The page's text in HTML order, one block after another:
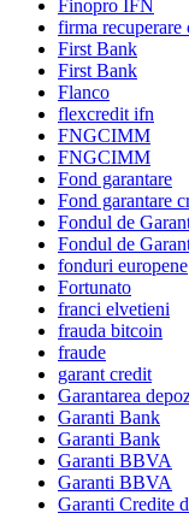
Finopro IFN
firma recuperare
First Bank
First Bank
Flanco
flexcredit ifn
FNGCIMM
FNGCIMM
Fond garantare
Fond garantare
Fondul de
Fondul de
fonduri europene
Fortunato
franci elvetieni
frauda bitcoin
fraude
garant credit
Garantarea
Garanti Bank
Garanti Bank
Garanti BBVA
Garanti BBVA
Garanti Credite